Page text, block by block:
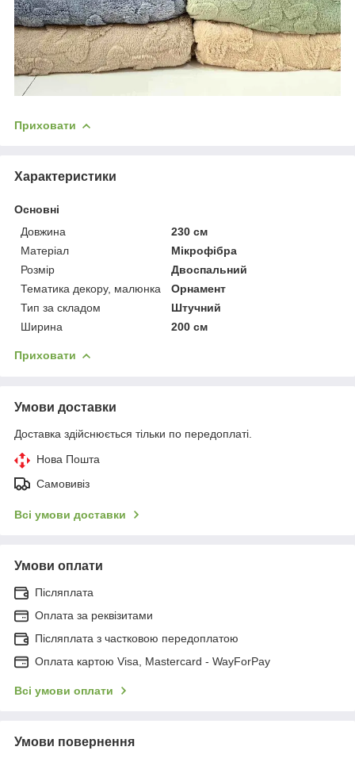
Приховати
Характеристики
Основні
Довжина
230 см
Матеріал
Мікрофібра
Розмір
Двоспальний
Тематика декору, малюнка
Орнамент
Тип за складом
Штучний
Ширина
200 см
Приховати
Умови доставки
Доставка здійснюється тільки по передоплаті.
Нова Пошта
Самовивіз
Всі умови доставки
Умови оплати
Післяплата
Оплата за реквізитами
Післяплата з частковою передоплатою
Оплата картою Visa, Mastercard - WayForPay
Всі умови оплати
Умови повернення